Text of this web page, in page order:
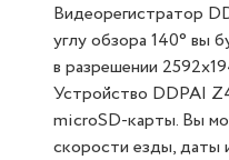
Видеорегистратор
углу обзора 140° вы
в разрешении
Устройство DDPAI
microSD-карты. Вы
скорости езды, даты